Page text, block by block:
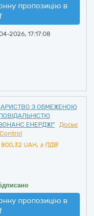
пропозицію в
2026, 17:17:08
З ОБМЕЖЕНОЮ
ЕНЕРДЖІ"
Досьє
UAH, з ПДВ
пропозицію в